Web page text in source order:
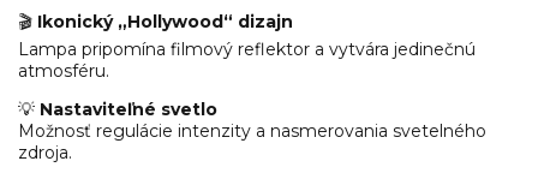
🎬 Ikonický „Hollywood“ dizajn
Lampa pripomína filmový reflektor a vytvára jedinečnú
atmosféru.
💡 Nastaviteľné svetlo
Možnosť regulácie intenzity a nasmerovania svetelného
zdroja.